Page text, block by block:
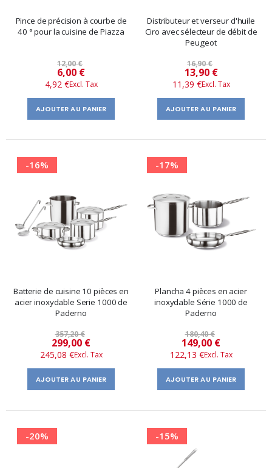
Pince de précision à courbe de
40 ° pour la cuisine de Piazza
12,00 €
Prix
​​
spécial
6,00 €
4,92 €
AJOUTER AU PANIER
Distributeur et verseur d'huile
Ciro avec sélecteur de débit de
Peugeot
16,90 €
Prix
​​
spécial
13,90 €
11,39 €
AJOUTER AU PANIER
-16%
Batterie de cuisine 10 pièces en
acier inoxydable Serie 1000 de
Paderno
357,20 €
Prix
spécial
299,00 €
245,08 €
AJOUTER AU PANIER
-17%
Plancha 4 pièces en acier
inoxydable Série 1000 de
Paderno
180,40 €
Prix
spécial
149,00 €
122,13 €
AJOUTER AU PANIER
-20% -15%